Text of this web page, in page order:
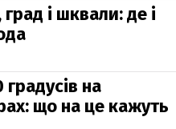
і шквали: де і
на
що на це кажуть